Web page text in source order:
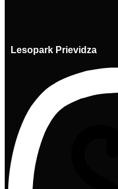
Lesopark Prievidza